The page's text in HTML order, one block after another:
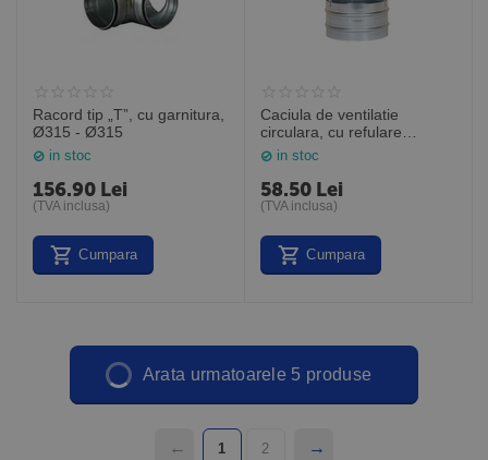
Racord tip „T”, cu garnitura,
Ø315 - Ø315
in stoc
156.90 Lei
(TVA inclusa)
Cumpara
Caciula de ventilatie
circulara, cu refulare
orizontala, pentru tubulatura
Ø100
in stoc
58.50 Lei
(TVA inclusa)
Cumpara
Arata urmatoarele 5 produse
1 2